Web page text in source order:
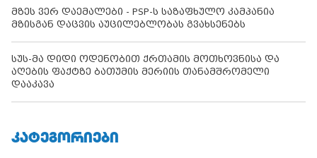
მზეს ვერ დაემალები - PSP-ს საზაფხულო კამპანია
მზისგან დაცვის აუცილებლობას გვახსენებს
სუს-მა დიდი ოდენობით ქრთამის მოთხოვნისა და
აღების ფაქტზე ბათუმის მერიის თანამშრომელი
დააკავა
ᲙᲐᲢᲔᲒᲝᲠᲘᲔᲑᲘ